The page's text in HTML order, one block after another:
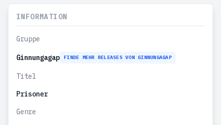
INFORMATION
Gruppe
Ginnungagap FINDE MEHR RELEASES VON GINNUNGAGAP
Titel
Prisoner
Genre